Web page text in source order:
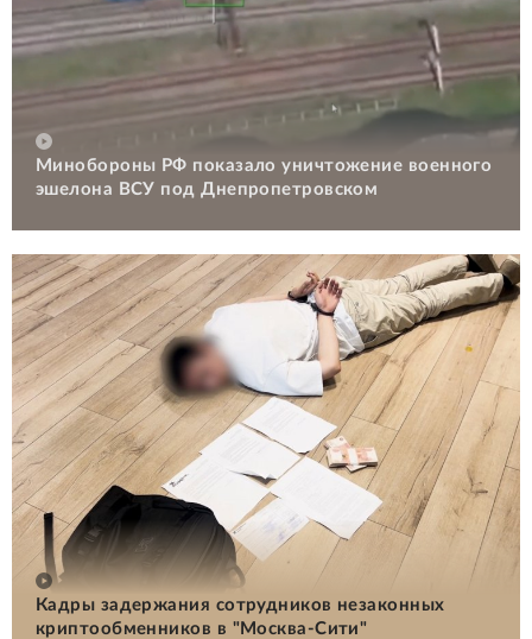
Минобороны РФ показало уничтожение военного
эшелона ВСУ под Днепропетровском
Кадры задержания сотрудников незаконных
криптообменников в "Москва-Сити"